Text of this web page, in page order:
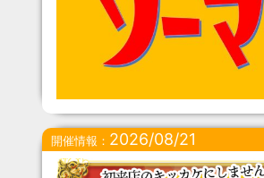
開催情報： 2026/08/21